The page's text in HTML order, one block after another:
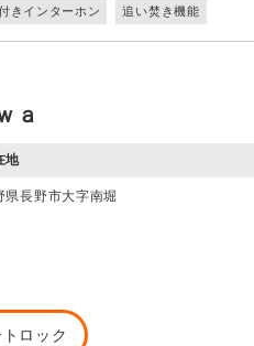
きインターホン 追い焚き機能
ａ
地
県長野市大字南堀
ロック